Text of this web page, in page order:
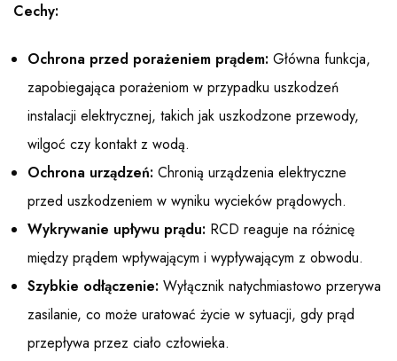
Cechy:
Ochrona przed porażeniem prądem: Główna funkcja,
zapobiegająca porażeniom w przypadku uszkodzeń
instalacji elektrycznej, takich jak uszkodzone przewody,
wilgoć czy kontakt z wodą.
Ochrona urządzeń: Chronią urządzenia elektryczne
przed uszkodzeniem w wyniku wycieków prądowych.
Wykrywanie upływu prądu: RCD reaguje na różnicę
między prądem wpływającym i wypływającym z obwodu.
Szybkie odłączenie: Wyłącznik natychmiastowo przerywa
zasilanie, co może uratować życie w sytuacji, gdy prąd
przepływa przez ciało człowieka.